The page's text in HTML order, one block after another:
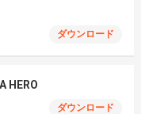
ダウンロード
HERO
ダウンロード